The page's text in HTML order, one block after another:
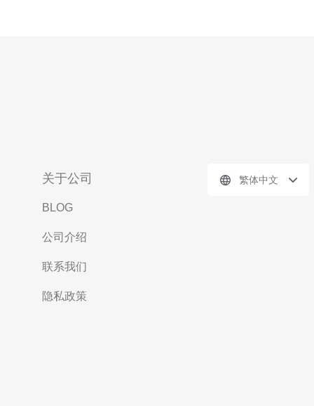
关于公司
BLOG
公司介绍
联系我们
隐私政策
繁体中文